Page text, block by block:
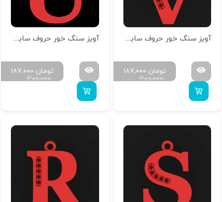
آویز سنگ خور حروف سایز کوچک H-MAYA-S-22
۳۰۰,۰۰۰
۱۸۷,۰۰۰ تومان
آویز سنگ خور حروف سایز کوچک H-MAYA-S-21
۳۰۰,۰۰۰
۱۸۷,۰۰۰ تومان